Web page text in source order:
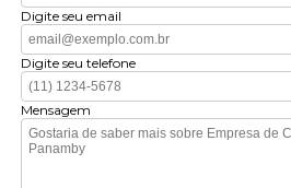
Digite seu email
Digite seu telefone
Mensagem